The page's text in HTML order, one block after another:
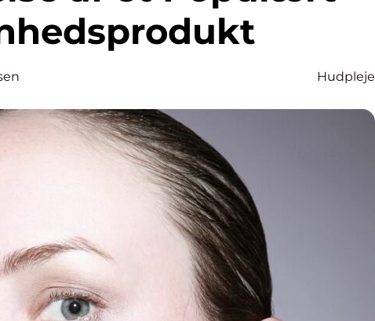
Hudpleje